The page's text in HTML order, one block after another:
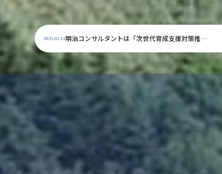
2025.02.11 明治コンサルタントは「次世代育成支援対策推進法」に基づく次世代認定マーク（愛称：くるみんマーク）を取得しました